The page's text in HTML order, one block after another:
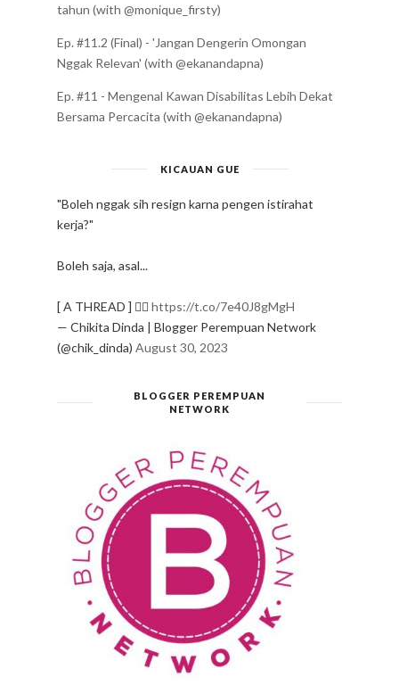
tahun (with @monique_firsty)
Ep. #11.2 (Final) - 'Jangan Dengerin Omongan
Nggak Relevan' (with @ekanandapna)
Ep. #11 - Mengenal Kawan Disabilitas Lebih Dekat
Bersama Percacita (with @ekanandapna)
KICAUAN GUE
"Boleh nggak sih resign karna pengen istirahat
kerja?"
Boleh saja, asal...
[ A THREAD ] ✍🏻 https://t.co/7e40J8gMgH
— Chikita Dinda | Blogger Perempuan Network
(@chik_dinda) August 30, 2023
BLOGGER PEREMPUAN
NETWORK